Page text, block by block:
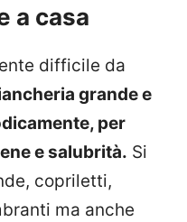
a casa
difficile da
grande e
per
e salubrità. Si
copriletti,
ma anche